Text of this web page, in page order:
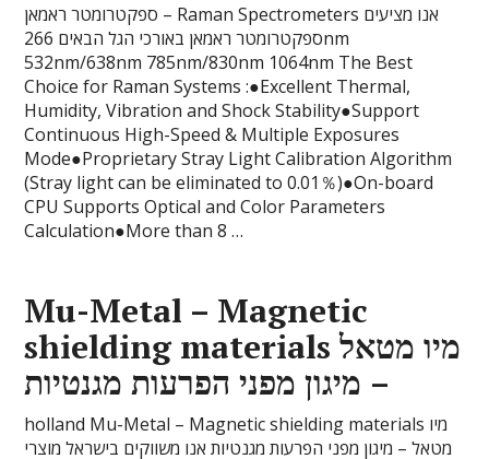
ספקטרומטר ראמאן – Raman Spectrometers אנו מציעים
ספקטרומטר ראמאן באורכי הגל הבאים 266nm
532nm/638nm 785nm/830nm 1064nm The Best
Choice for Raman Systems :●Excellent Thermal,
Humidity, Vibration and Shock Stability●Support
Continuous High-Speed & Multiple Exposures
Mode●Proprietary Stray Light Calibration Algorithm
(Stray light can be eliminated to 0.01％)●On-board
CPU Supports Optical and Color Parameters
Calculation●More than 8 …
Mu-Metal – Magnetic
shielding materials מיו מטאל
– מיגון מפני הפרעות מגנטיות
holland Mu-Metal – Magnetic shielding materials מיו
מטאל – מיגון מפני הפרעות מגנטיות אנו משווקים בישראל מוצרי